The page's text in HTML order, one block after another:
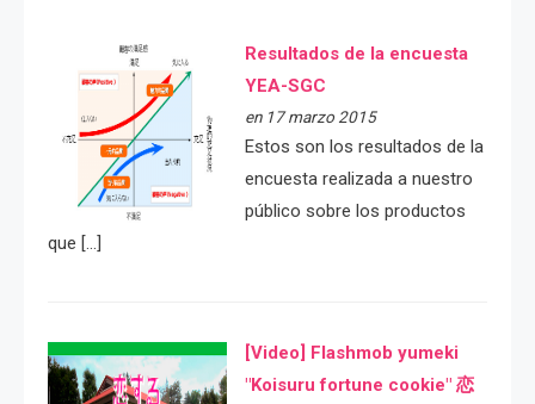
Resultados de la encuesta
YEA-SGC
en 17 marzo 2015
Estos son los resultados de la
encuesta realizada a nuestro
público sobre los productos
que […]
[Video] Flashmob yumeki
"Koisuru fortune cookie" 恋